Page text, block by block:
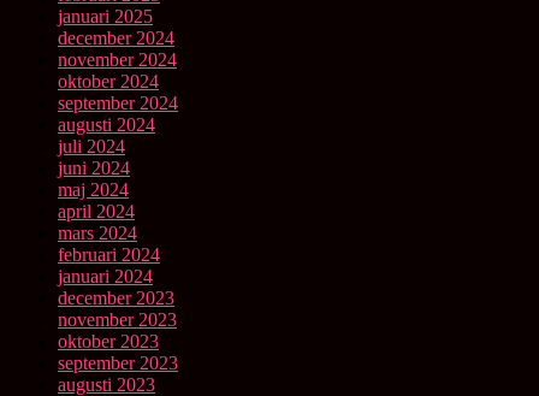
januari 2025
december 2024
november 2024
oktober 2024
september 2024
augusti 2024
juli 2024
juni 2024
maj 2024
april 2024
mars 2024
februari 2024
januari 2024
december 2023
november 2023
oktober 2023
september 2023
augusti 2023